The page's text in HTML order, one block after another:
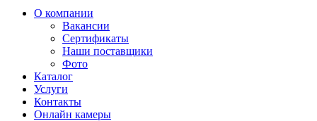
О компании
Вакансии
Сертификаты
Наши поставщики
Фото
Каталог
Услуги
Контакты
Онлайн камеры